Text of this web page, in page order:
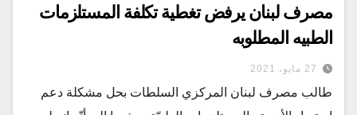
مصرف لبنان يرفض تغطية تكلفة المستلزمات
الطبيه المطلوبه
27 مايو، 2021
طالب مصرف لبنان المركزي السلطات بحل مشكلة دعم